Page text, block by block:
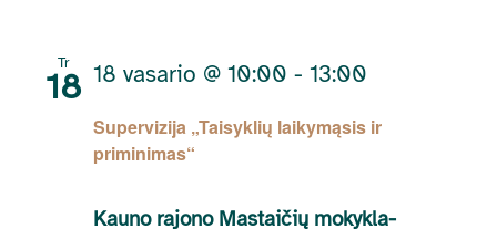
Tr
18
Supervizija „Taisyklių laikymąsis ir
priminimas“
18 vasario @ 10:00 - 13:00
Kauno rajono Mastaičių mokykla-